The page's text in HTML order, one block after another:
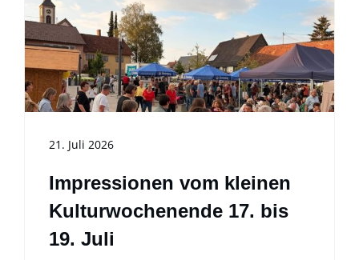
21. Juli 2026
Impressionen vom kleinen
Kulturwochenende 17. bis
19. Juli